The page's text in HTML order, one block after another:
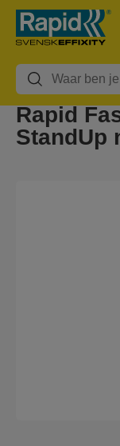
Rapid
StandUp